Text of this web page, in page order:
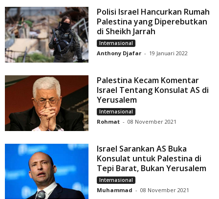
Polisi Israel Hancurkan Rumah
Palestina yang Diperebutkan
di Sheikh Jarrah
Internasional
Anthony Djafar - 19 Januari 2022
Palestina Kecam Komentar
Israel Tentang Konsulat AS di
Yerusalem
Internasional
Rohmat - 08 November 2021
Israel Sarankan AS Buka
Konsulat untuk Palestina di
Tepi Barat, Bukan Yerusalem
Internasional
Muhammad - 08 November 2021